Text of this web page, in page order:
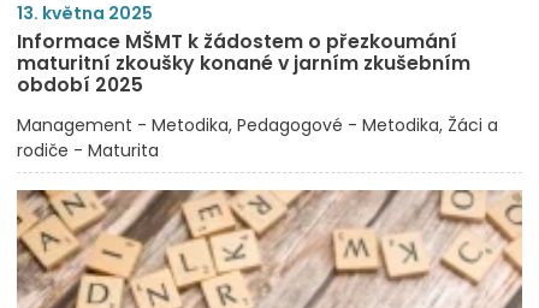
13. května 2025
Informace MŠMT k žádostem o přezkoumání
maturitní zkoušky konané v jarním zkušebním
období 2025
Management - Metodika Pedagogové - Metodika Žáci a
rodiče - Maturita